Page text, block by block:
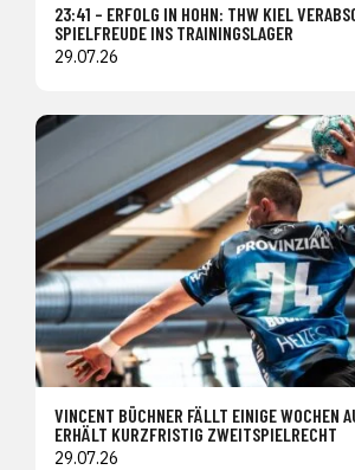
23:41 – ERFOLG IN HOHN: THW KIEL
SPIELFREUDE INS TRAININGSLAGER
29.07.26
VINCENT BÜCHNER FÄLLT EINIGE WOCHEN
ERHÄLT KURZFRISTIG ZWEITSPIELRECHT
29.07.26